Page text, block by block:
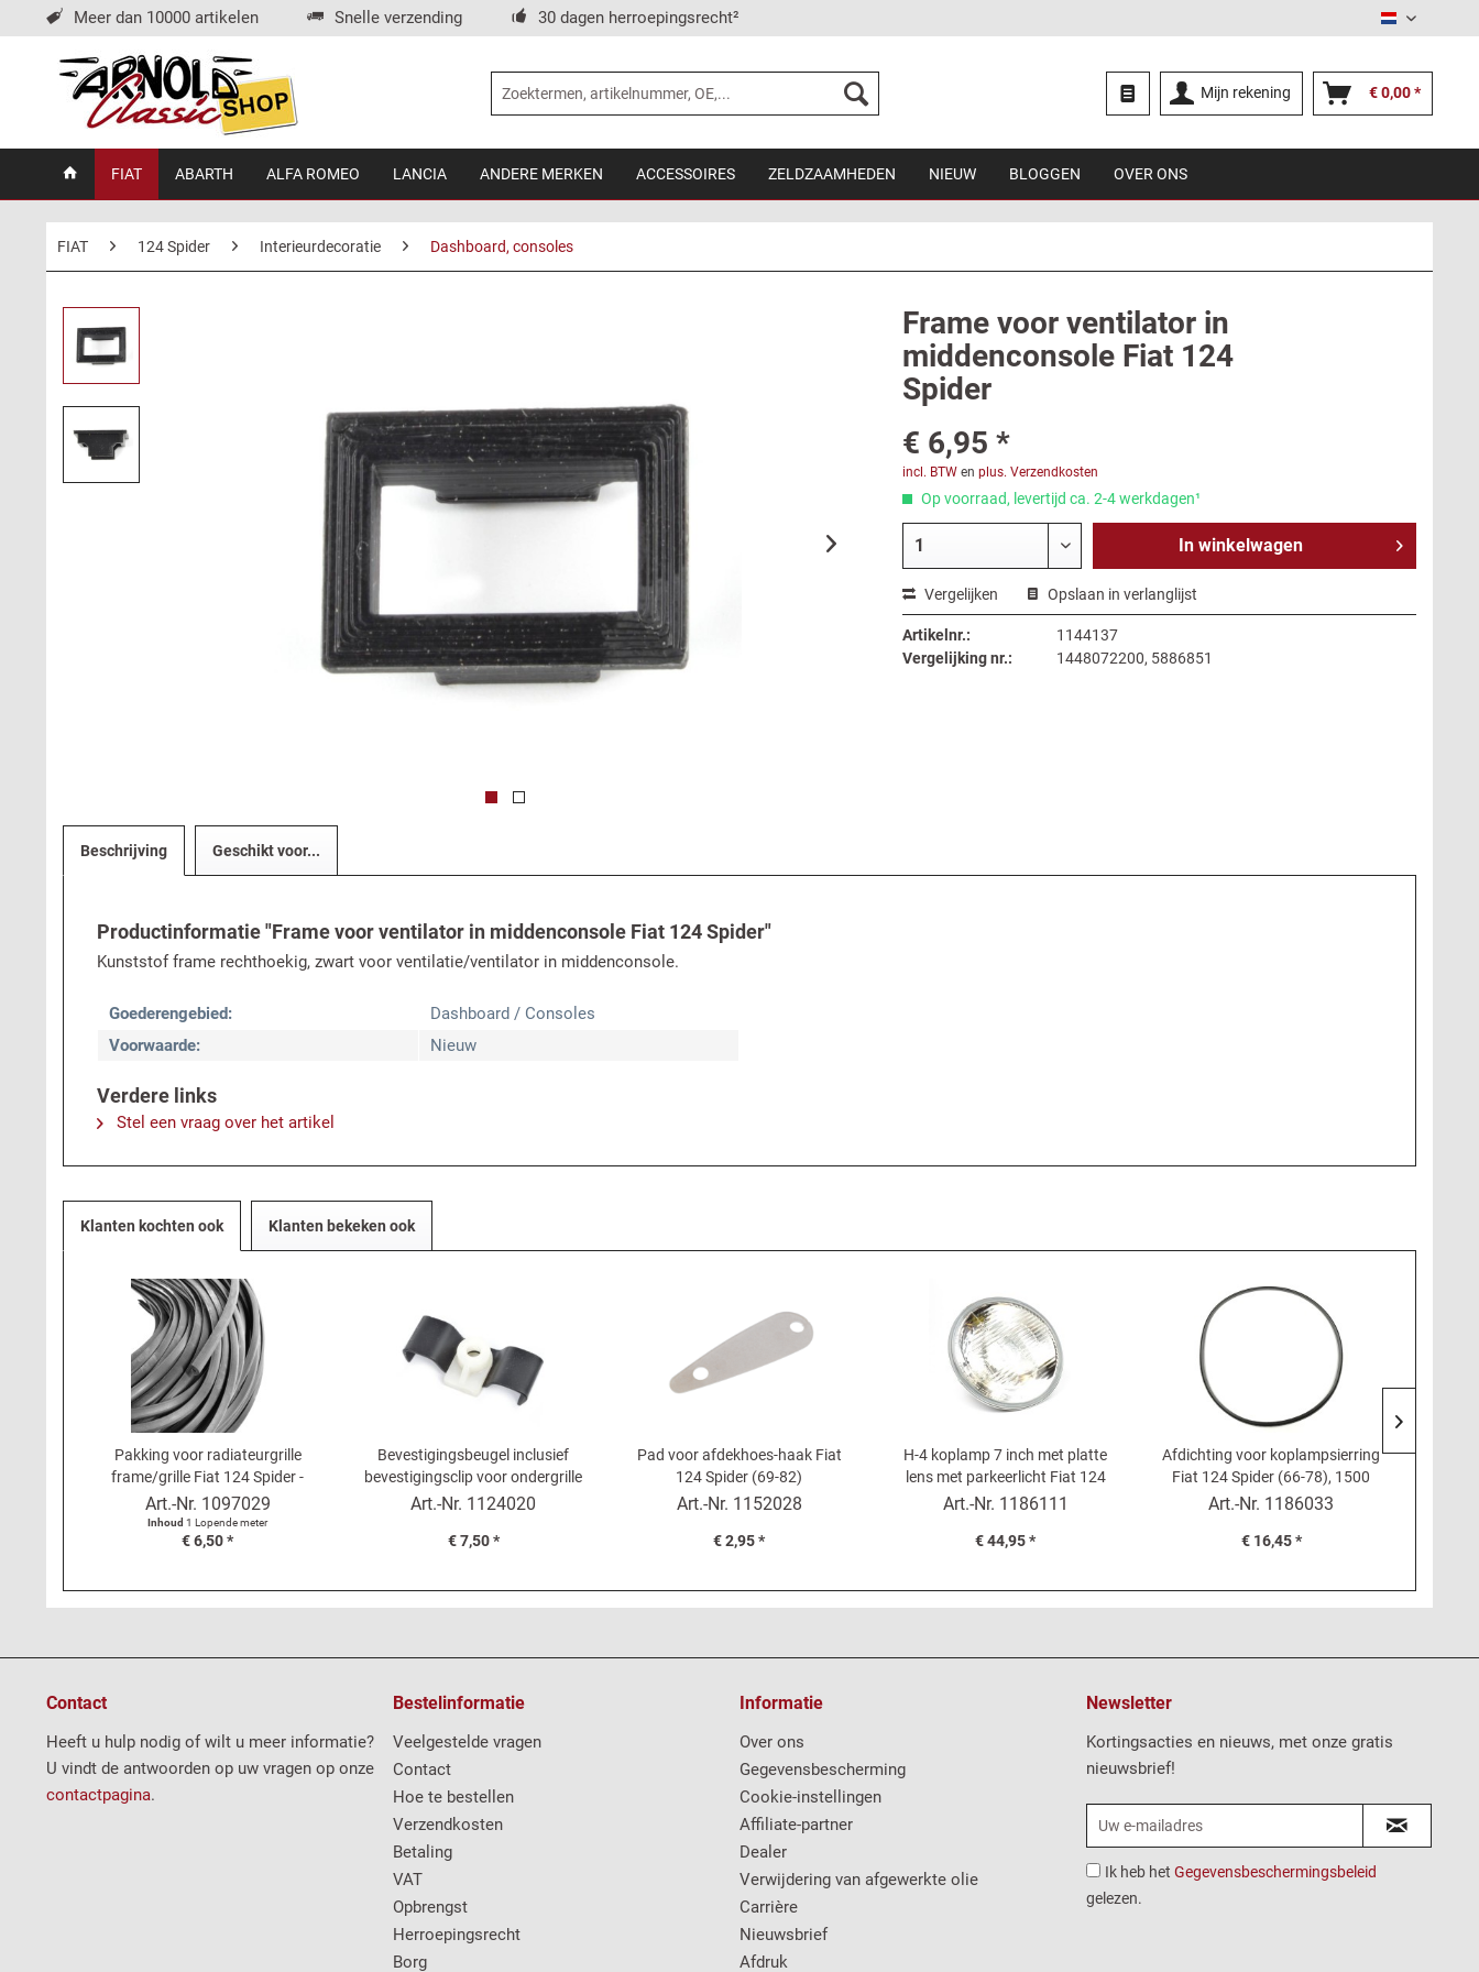
Meer dan 10000 artikelen Snelle verzending 30 dagen herroepingsrecht² Nederlands
Mijn rekening € 0,00 *
FIAT ABARTH ALFA ROMEO LANCIA ANDERE MERKEN ACCESSOIRES ZELDZAAMHEDEN NIEUW BLOGGEN OVER ONS
FIAT 124 Spider Interieurdecoratie Dashboard, consoles
Frame voor ventilator in
middenconsole Fiat 124
Spider
€ 6,95 *
incl. BTWen plus. Verzendkosten
Op voorraad, levertijd ca. 2-4 werkdagen¹
In winkelwagen
Vergelijken Opslaan in verlanglijst
Artikelnr.:
1144137
Vergelijking nr.:
1448072200, 5886851
Beschrijving Geschikt voor...
Productinformatie "Frame voor ventilator in middenconsole Fiat 124 Spider"
Kunststof frame rechthoekig, zwart voor ventilatie/ventilator in middenconsole.
Goederengebied:
Dashboard / Consoles
Voorwaarde:
Nieuw
Verdere links
Stel een vraag over het artikel
Klanten kochten ook Klanten bekeken ook
Pakking voor radiateurgrille
frame/grille Fiat 124 Spider -
meter
Art.-Nr. 1097029
Inhoud1 Lopende meter
€ 6,50 *
Bevestigingsbeugel inclusief
bevestigingsclip voor ondergrille
Fiat 124 Spider
Art.-Nr. 1124020
€ 7,50 *
Pad voor afdekhoes-haak Fiat
124 Spider (69-82)
Art.-Nr. 1152028
€ 2,95 *
H-4 koplamp 7 inch met platte
lens met parkeerlicht Fiat 124
Spider
Art.-Nr. 1186111
€ 44,95 *
Afdichting voor koplampsierring
Fiat 124 Spider (66-78), 1500
Cabrio
Art.-Nr. 1186033
€ 16,45 *
Contact
Heeft u hulp nodig of wilt u meer informatie?
U vindt de antwoorden op uw vragen op onze
contactpagina.
Bestelinformatie
Veelgestelde vragen
Contact
Hoe te bestellen
Verzendkosten
Betaling
VAT
Opbrengst
Herroepingsrecht
Borg
Informatie
Over ons
Gegevensbescherming
Cookie-instellingen
Affiliate-partner
Dealer
Verwijdering van afgewerkte olie
Carrière
Nieuwsbrief
Afdruk
Newsletter
Kortingsacties en nieuws, met onze gratis
nieuwsbrief!
Ik heb het Gegevensbeschermingsbeleid
gelezen.